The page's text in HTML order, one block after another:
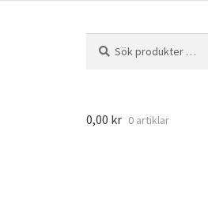
efter:
0,00 kr 0 artiklar